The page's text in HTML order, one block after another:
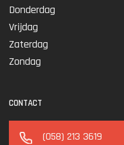
Donderdag
Vrijdag
Zaterdag
Zondag
CONTACT
(058) 213 3619